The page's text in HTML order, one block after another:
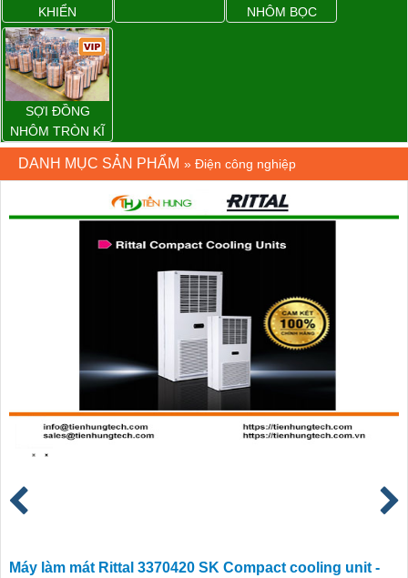
KHIỂN
NHÔM BỌC
SỢI ĐỒNG
NHÔM TRÒN KĨ
THUẬT ĐIỆN
DANH MỤC SẢN PHẨM » Điện công nghiệp
Máy làm mát Rittal 3370420 SK Compact cooling unit -